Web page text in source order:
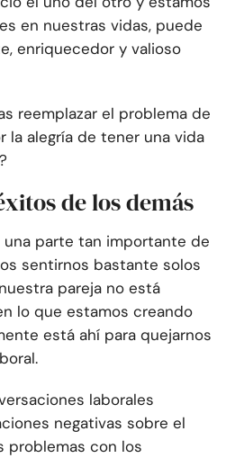
en nuestras vidas, puede
enriquecedor y valioso
reemplazar el problema de
la alegría de tener una vida
de los demás
parte tan importante de
sentirnos bastante solos
pareja no está
lo que estamos creando
está ahí para quejarnos
laborales
negativas sobre el
problemas con los